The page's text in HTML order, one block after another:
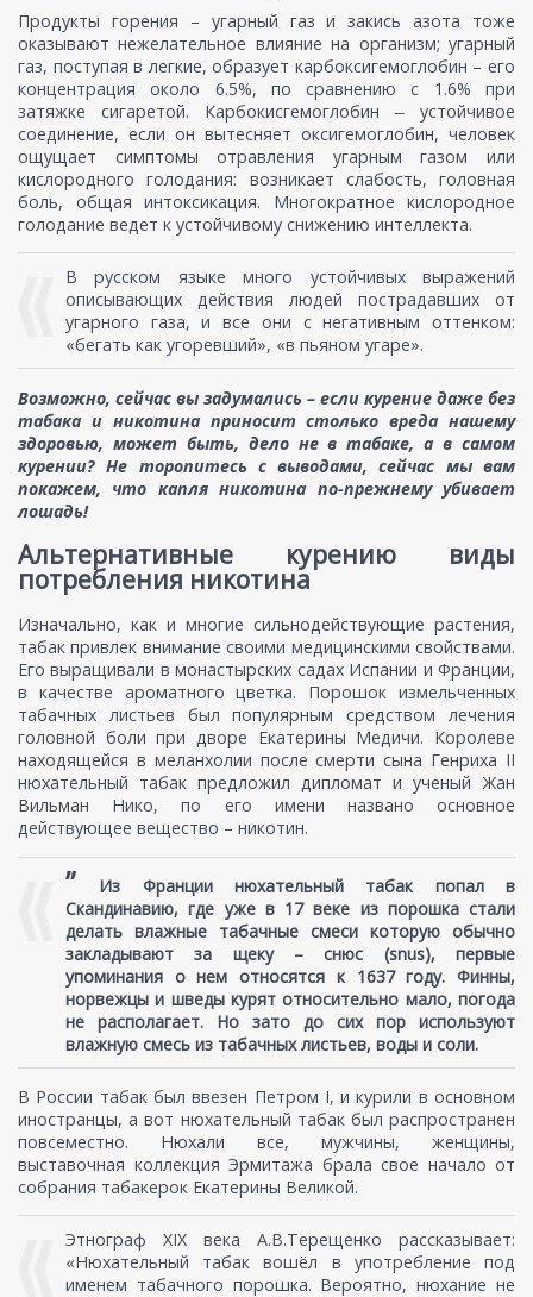
Продукты горения – угарный газ и закись азота тоже
оказывают нежелательное влияние на организм; угарный
газ, поступая в легкие, образует карбоксигемоглобин – его
концентрация около 6.5%, по сравнению с 1.6% при
затяжке сигаретой. Карбокисгемоглобин ‒ устойчивое
соединение, если он вытесняет оксигемоглобин, человек
ощущает симптомы отравления угарным газом или
кислородного голодания: возникает слабость, головная
боль, общая интоксикация. Многократное кислородное
голодание ведет к устойчивому снижению интеллекта.
В русском языке много устойчивых выражений
описывающих действия людей пострадавших от
угарного газа, и все они с негативным оттенком:
«бегать как угоревший», «в пьяном угаре».
Возможно, сейчас вы задумались – если курение даже без
табака и никотина приносит столько вреда нашему
здоровью, может быть, дело не в табаке, а в самом
курении? Не торопитесь с выводами, сейчас мы вам
покажем, что капля никотина по-прежнему убивает
лошадь!
Альтернативные курению виды
потребления никотина
Изначально, как и многие сильнодействующие растения,
табак привлек внимание своими медицинскими свойствами.
Его выращивали в монастырских садах Испании и Франции,
в качестве ароматного цветка. Порошок измельченных
табачных листьев был популярным средством лечения
головной боли при дворе Екатерины Медичи. Королеве
находящейся в меланхолии после смерти сына Генриха II
нюхательный табак предложил дипломат и ученый Жан
Вильман Нико, по его имени названо основное
действующее вещество – никотин.
”
Из Франции нюхательный табак попал в
Скандинавию, где уже в 17 веке из порошка стали
делать влажные табачные смеси которую обычно
закладывают за щеку – cнюс (snus), первые
упоминания о нем относятся к 1637 году. Финны,
норвежцы и шведы курят относительно мало, погода
не располагает. Но зато до сих пор используют
влажную смесь из табачных листьев, воды и соли.
В России табак был ввезен Петром I, и курили в основном
иностранцы, а вот нюхательный табак был распространен
повсеместно. Нюхали все, мужчины, женщины,
выставочная коллекция Эрмитажа брала свое начало от
собрания табакерок Екатерины Великой.
Этнограф XIX века А.В.Терещенко рассказывает:
«Нюхательный табак вошёл в употребление под
именем табачного порошка. Вероятно, нюхание не